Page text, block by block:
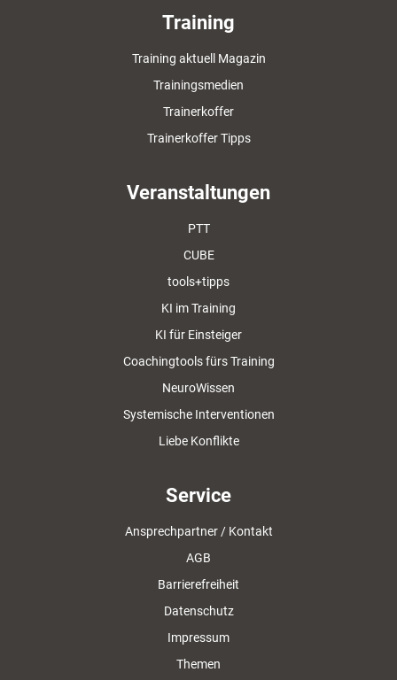
Training
Training aktuell Magazin
Trainingsmedien
Trainerkoffer
Trainerkoffer Tipps
Veranstaltungen
PTT
CUBE
tools+tipps
KI im Training
KI für Einsteiger
Coachingtools fürs Training
NeuroWissen
Systemische Interventionen
Liebe Konflikte
Service
Ansprechpartner / Kontakt
AGB
Barrierefreiheit
Datenschutz
Impressum
Themen